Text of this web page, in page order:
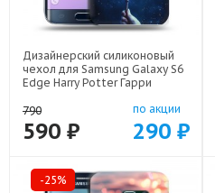
Дизайнерский силиконовый
чехол для Samsung Galaxy S6
Edge Harry Potter Гарри
790
590 ₽
по акции
290 ₽
-25%